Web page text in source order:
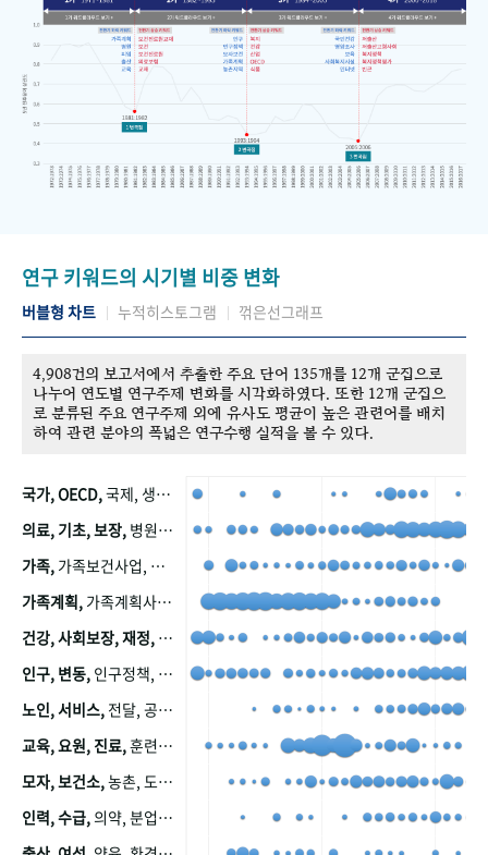
연구 키워드의 시기별 비중 변화
버블형 차트 누적히스토그램 꺾은선그래프
4,908건의 보고서에서 추출한 주요 단어 135개를 12개 군집으로
나누어 연도별 연구주제 변화를 시각화하였다. 또한 12개 군집으
로 분류된 주요 연구주제 외에 유사도 평균이 높은 관련어를 배치
하여 관련 분야의 폭넓은 연구수행 실적을 볼 수 있다.
국가, OECD,국제, 생산, 아시아, 태평양, 태평양지역, 참가
의료, 기초, 보장, 병원, 가정, 연금, 연계, 공적, 일본, 생활, 국민기초생활보장제도, 국민연금, 기금, 저소득층, 근로, 자활, 급여, 환자, 의료비, 모니터링, 한국복지패널, 소득, 지표, 빈곤, 노후, 장애인
가족, 가족보건사업, 산업, 친화, 전국, 출산력
가족계획, 가족계획사업, 가족계획사업평가, 한국가족계획사업, 피임, 보급, 부인, 자궁, 피임약
건강, 사회보장, 재정,
인구, 변동, 인구정책, 저출산, 고령사회, 고령화, 이동, 남북한, 지방자치단체, 컨설팅, 복지정책평가, 집, 사회개발
노인, 서비스, 전달, 공공, 보육, 수요, 공급, 사회서비스, 데이터, 보호, 요양, 아동, 예방, 청소년, 효율, 자원
교육, 요원, 진료,훈련, 보건요원, 마을, 마을건강사업, 보조원, 진료원, 보건진료원, 보건진료원교재
모자, 보건소,농촌, 도시, 금연, 농촌지역, 모자보건사업
인력, 수급,의약, 분업, 식품, 의약품, 의사, 안전